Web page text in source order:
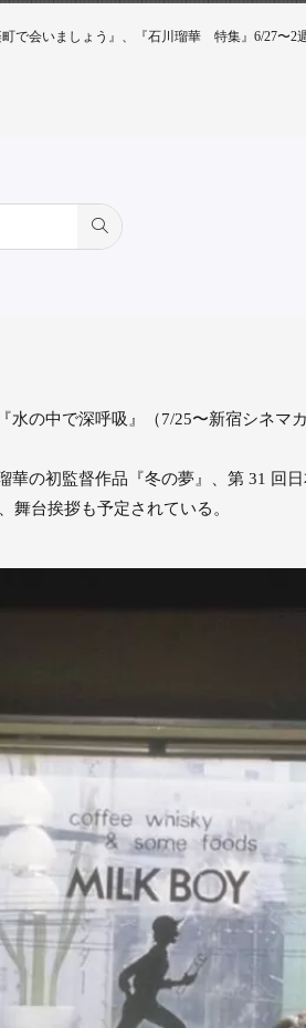
で会いましょう』、『石川瑠華 特集』6/27〜2
水の中で深呼吸』（7/25〜新宿シネ
の初監督作品『冬の夢』、第 31 回
舞台挨拶も予定されている。